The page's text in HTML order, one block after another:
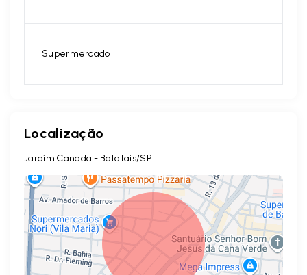
Supermercado
Localização
Jardim Canada - Batatais/SP